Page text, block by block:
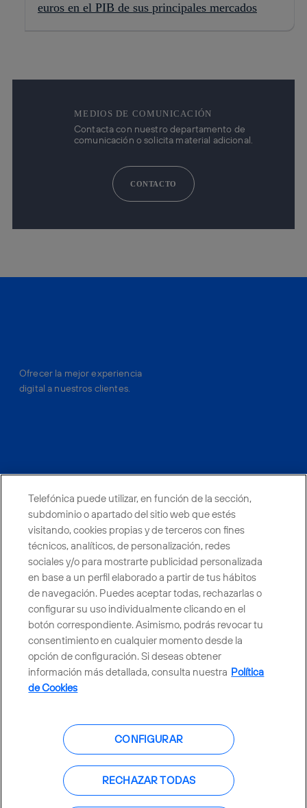
euros en el PIB de sus principales mercados
MEDIOS DE COMUNICACIÓN
Contacta con nuestro departamento de
comunicación o solicita material adicional.
CONTACTO
Ofrecer la mejor experiencia
digital a nuestros clientes.
CONTACTO
Telefónica en redes sociales
Canal de Denuncias
Centro Global Transparencia
Política de cookies Aviso legal
Accesibilidad Política de privacidad
Telefónica puede utilizar, en función de la sección,
subdominio o apartado del sitio web que estés
visitando, cookies propias y de terceros con fines
técnicos, analíticos, de personalización, redes
sociales y/o para mostrarte publicidad personalizada
en base a un perfil elaborado a partir de tus hábitos
de navegación. Puedes aceptar todas, rechazarlas o
configurar su uso individualmente clicando en el
botón correspondiente. Asimismo, podrás revocar tu
consentimiento en cualquier momento desde la
opción de configuración. Si deseas obtener
información más detallada, consulta nuestra Política
de Cookies
CONFIGURAR
RECHAZAR TODAS